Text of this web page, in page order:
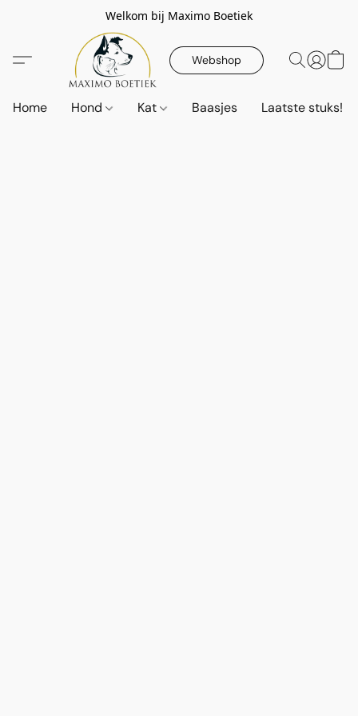
Welkom bij Maximo Boetiek
Webshop
Home Hond Kat Baasjes Laatste stuks!